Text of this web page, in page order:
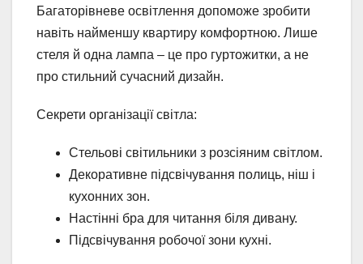
Багаторівневе освітлення допоможе зробити
навіть найменшу квартиру комфортною. Лише
стеля й одна лампа – це про гуртожитки, а не
про стильний сучасний дизайн.
Секрети організації світла:
Стельові світильники з розсіяним світлом.
Декоративне підсвічування полиць, ніш і
кухонних зон.
Настінні бра для читання біля дивану.
Підсвічування робочої зони кухні.